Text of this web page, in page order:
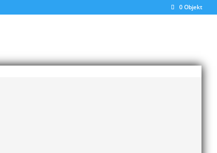
0 Objekt